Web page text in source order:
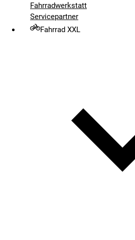
Fahrradwerkstatt
Servicepartner
Fahrrad XXL